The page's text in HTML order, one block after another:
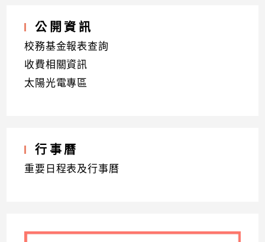
公開資訊
校務基金報表查詢
收費相關資訊
太陽光電專區
行事曆
重要日程表及行事曆